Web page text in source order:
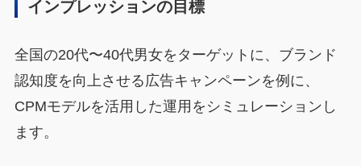
インプレッションの目標
全国の20代〜40代男女をターゲットに、ブランド
認知度を向上させる広告キャンペーンを例に、
CPMモデルを活用した運用をシミュレーションし
ます。